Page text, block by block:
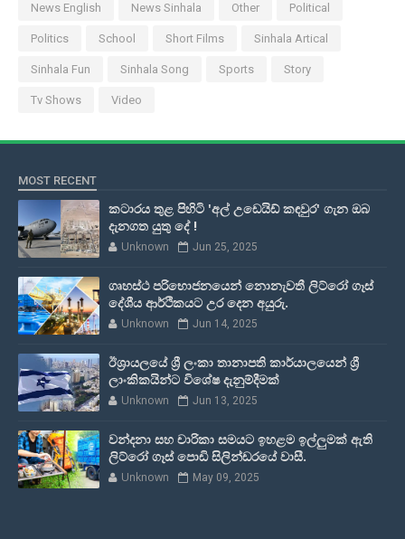
News English News Sinhala Other Political
Politics School Short Films Sinhala Artical
Sinhala Fun Sinhala Song Sports Story
Tv Shows Video
MOST RECENT
කටාරය තුළ පිහිටි 'අල් උඩෙයිඩ් කඳවුර' ගැන ඔබ
දැනගත යුතු දේ !
Unknown Jun 25, 2025
ගෘහස්ථ පරිභොජනයෙන් නොනැවතී ලිට්රෝ ගෑස්
දේශීය ආර්ථිකයට උර දෙන අයුරු.
Unknown Jun 14, 2025
ඊශ්‍රායලයේ ශ්‍රී ලංකා තානාපති කාර්යාලයෙන් ශ්‍රී
ලාංකිකයින්ට විශේෂ දැනුම්දීමක්
Unknown Jun 13, 2025
වන්දනා සහ චාරිකා සමයට ඉහළම ඉල්ලුමක් ඇති
ලිට්රෝ ගෑස් පොඩි සිලින්ඩරයේ වාසී.
Unknown May 09, 2025